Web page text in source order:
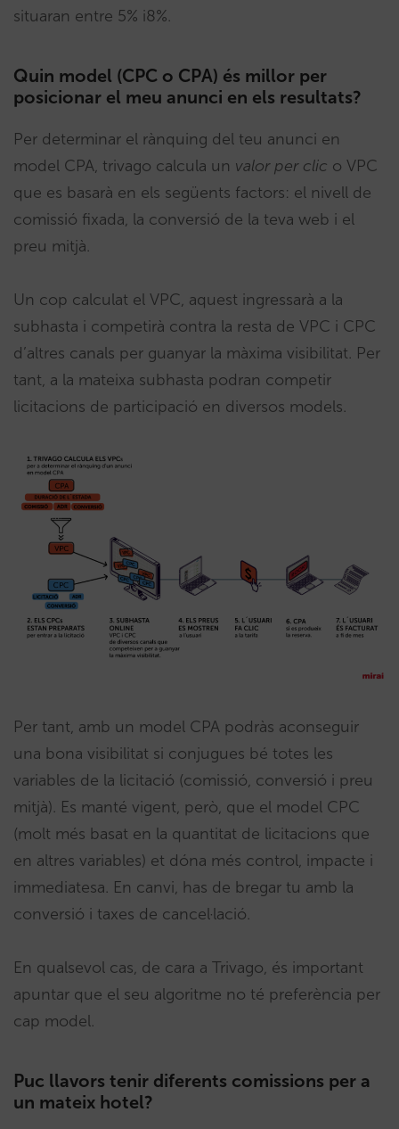
situaran entre 5% i8%.
Quin model (CPC o CPA) és millor per
posicionar el meu anunci en els resultats?
Per determinar el rànquing del teu anunci en
model CPA, trivago calcula un valor per clic o VPC
que es basarà en els següents factors: el nivell de
comissió fixada, la conversió de la teva web i el
preu mitjà.
Un cop calculat el VPC, aquest ingressarà a la
subhasta i competirà contra la resta de VPC i CPC
d’altres canals per guanyar la màxima visibilitat. Per
tant, a la mateixa subhasta podran competir
licitacions de participació en diversos models.
Per tant, amb un model CPA podràs aconseguir
una bona visibilitat si conjugues bé totes les
variables de la licitació (comissió, conversió i preu
mitjà). Es manté vigent, però, que el model CPC
(molt més basat en la quantitat de licitacions que
en altres variables) et dóna més control, impacte i
immediatesa. En canvi, has de bregar tu amb la
conversió i taxes de cancel·lació.
En qualsevol cas, de cara a Trivago, és important
apuntar que el seu algoritme no té preferència per
cap model.
Puc llavors tenir diferents comissions per a
un mateix hotel?